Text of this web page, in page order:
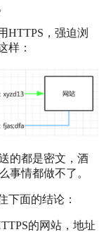
HTTPS，强迫浏
样：
的都是密文，酒
事情都做不了。
下面的结论：
的网站，地址